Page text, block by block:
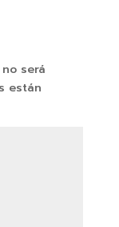
será
están